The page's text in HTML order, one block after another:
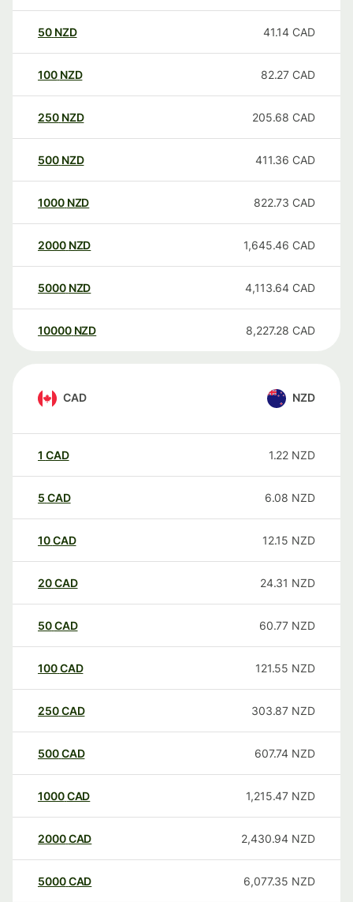
50 NZD 41.14 CAD
100 NZD 82.27 CAD
250 NZD 205.68 CAD
500 NZD 411.36 CAD
1000 NZD 822.73 CAD
2000 NZD 1,645.46 CAD
5000 NZD 4,113.64 CAD
10000 NZD 8,227.28 CAD
CAD NZD
1 CAD 1.22 NZD
5 CAD 6.08 NZD
10CAD 12.15 NZD
20CAD 24.31 NZD
50CAD 60.77 NZD
100CAD 121.55 NZD
250CAD 303.87 NZD
500CAD 607.74 NZD
1000CAD 1,215.47 NZD
2000CAD 2,430.94 NZD
5000CAD 6,077.35 NZD